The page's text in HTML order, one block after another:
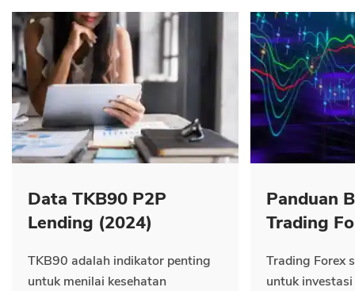
Data TKB90 P2P
Lending (2024)
TKB90 adalah indikator penting
untuk menilai kesehatan
Panduan
Trading
Trading Forex
untuk